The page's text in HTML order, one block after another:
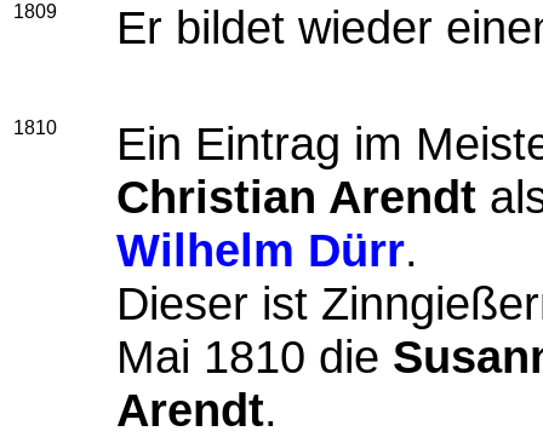
1809 Er bildet wieder
1810
Ein Eintrag im
Christian Arendt
Wilhelm Dürr.
Dieser ist
Mai 1810 die
Arendt.